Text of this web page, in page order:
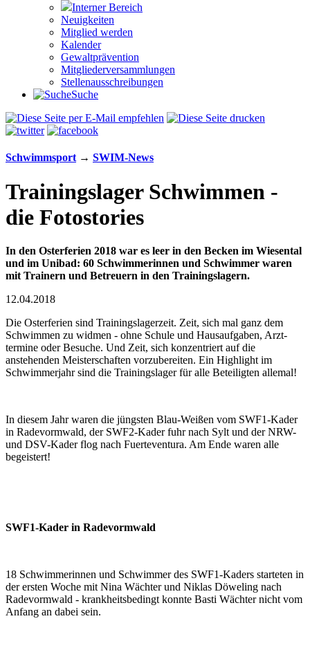
Interner Bereich
Neuigkeiten
Mitglied werden
Kalender
Gewaltprävention
Mitglieder­versammlungen
Stellen­aus­schrei­bungen
Suche
Schwimm­sport → SWIM-News
Trainingslager Schwimmen -
die Fotostories
In den Osterferien 2018 war es leer in den Becken im Wiesental
und im Unibad: 60 Schwimmerinnen und Schwimmer waren
mit Trainern und Betreuern in den Trainingslagern.
12.04.2018
Die Oster­ferien sind Trainings­lager­zeit. Zeit, sich mal ganz dem
Schwimmen zu widmen - ohne Schule und Haus­aufgaben, Arzt­
termine oder Besuche. Und Zeit, sich konzentriert auf die
anstehenden Meisterschaften vorzubereiten. Ein High­light im
Schwimmer­jahr sind die Trainings­lager für alle Betei­ligten alle­mal!
In diesem Jahr waren die jüng­sten Blau-Weißen vom SWF1-Kader
in Rade­vorm­wald, der SWF2-Kader fuhr nach Sylt und der NRW-
und DSV-Kader flog nach Fuerte­ventura. Am Ende waren alle
begeistert!
SWF1-Kader in Radevormwald
18 Schwimmerinnen und Schwimmer des SWF1-Kaders starteten in
der ersten Woche mit Nina Wächter und Niklas Döweling nach
Radevormwald - krankheitsbedingt konnte Basti Wächter nicht vom
Anfang an dabei sein.